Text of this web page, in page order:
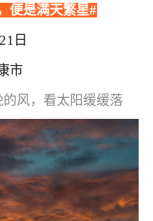
便是满天繁星#
日
市
风，看太阳缓缓落